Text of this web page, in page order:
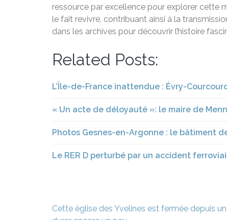
ressource par excellence pour explorer cette
le fait revivre, contribuant ainsi à la
dans les archives pour découvrir l’histoire
Related Posts:
L’Île-de-France inattendue : Évry-
« Un acte de déloyauté »: le maire de
Photos Gesnes-en-Argonne : le bâtiment
Le RER D perturbé par un accident
Navigation
Cette église des Yvelines est fermée depuis